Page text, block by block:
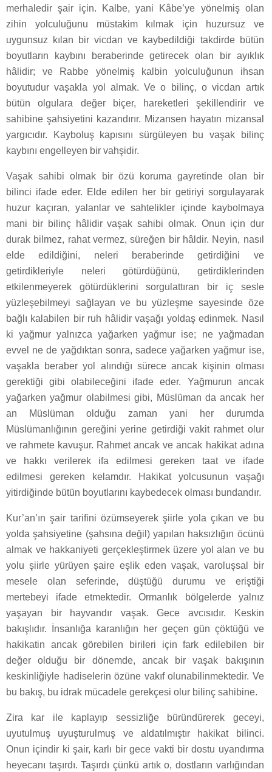
merhaledir şair için. Kalbe, yani Kâbe’ye yönelmiş olan
zihin yolculuğunu müstakim kılmak için huzursuz ve
uygunsuz kılan bir vicdan ve kaybedildiği takdirde bütün
boyutların kaybını beraberinde getirecek olan bir ayıklık
hâlidir; ve Rabbe yönelmiş kalbin yolculuğunun ihsan
boyutudur vaşakla yol almak. Ve o bilinç, o vicdan artık
bütün olgulara değer biçer, hareketleri şekillendirir ve
sahibine şahsiyetini kazandırır. Mizansen hayatın mizansal
yargıcıdır. Kayboluş kapısını sürgüleyen bu vaşak bilinç
kaybını engelleyen bir vahşidir.
Vaşak sahibi olmak bir özü koruma gayretinde olan bir
bilinci ifade eder. Elde edilen her bir getiriyi sorgulayarak
huzur kaçıran, yalanlar ve sahtelikler içinde kaybolmaya
mani bir bilinç hâlidir vaşak sahibi olmak. Onun için dur
durak bilmez, rahat vermez, süreğen bir hâldir. Neyin, nasıl
elde edildiğini, neleri beraberinde getirdiğini ve
getirdikleriyle neleri götürdüğünü, getirdiklerinden
etkilenmeyerek götürdüklerini sorgulattıran bir iç sesle
yüzleşebilmeyi sağlayan ve bu yüzleşme sayesinde öze
bağlı kalabilen bir ruh hâlidir vaşağı yoldaş edinmek. Nasıl
ki yağmur yalnızca yağarken yağmur ise; ne yağmadan
evvel ne de yağdıktan sonra, sadece yağarken yağmur ise,
vaşakla beraber yol alındığı sürece ancak kişinin olması
gerektiği gibi olabileceğini ifade eder. Yağmurun ancak
yağarken yağmur olabilmesi gibi, Müslüman da ancak her
an Müslüman olduğu zaman yani her durumda
Müslümanlığının gereğini yerine getirdiği vakit rahmet olur
ve rahmete kavuşur. Rahmet ancak ve ancak hakikat adına
ve hakkı verilerek ifa edilmesi gereken taat ve ifade
edilmesi gereken kelamdır. Hakikat yolcusunun vaşağı
yitirdiğinde bütün boyutlarını kaybedecek olması bundandır.
Kur’an’ın şair tarifini özümseyerek şiirle yola çıkan ve bu
yolda şahsiyetine (şahsına değil) yapılan haksızlığın öcünü
almak ve hakkaniyeti gerçekleştirmek üzere yol alan ve bu
yolu şiirle yürüyen şaire eşlik eden vaşak, varoluşsal bir
mesele olan seferinde, düştüğü durumu ve eriştiği
mertebeyi ifade etmektedir. Ormanlık bölgelerde yalnız
yaşayan bir hayvandır vaşak. Gece avcısıdır. Keskin
bakışlıdır. İnsanlığa karanlığın her geçen gün çöktüğü ve
hakikatin ancak görebilen birileri için fark edilebilen bir
değer olduğu bir dönemde, ancak bir vaşak bakışının
keskinliğiyle hadiselerin özüne vakıf olunabilinmektedir. Ve
bu bakış, bu idrak mücadele gerekçesi olur bilinç sahibine.
Zira kar ile kaplayıp sessizliğe büründürerek geceyi,
uyutulmuş uyuşturulmuş ve aldatılmıştır hakikat bilinci.
Onun içindir ki şair, karlı bir gece vakti bir dostu uyandırma
heyecanı taşırdı. Taşırdı çünkü artık o, dostların varlığından